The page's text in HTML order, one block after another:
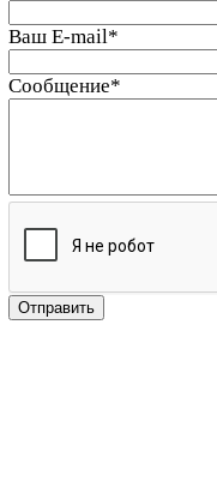
Ваш E-mail*
Сообщение*